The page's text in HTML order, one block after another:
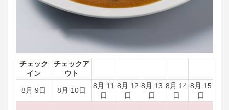
チェック
イン
チェックア
ウト
8月 9日 8月 10日
8月 11
日
8月 12
日
8月 13
日
8月 14
日
8月 15
日